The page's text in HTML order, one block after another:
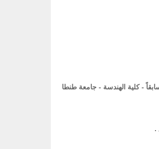
- كلية الهندسة - جامعة طنطا
.